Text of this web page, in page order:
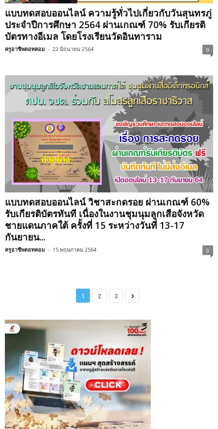
แบบทดสอบออนไลน์ ความรู้ทั่วไปเกี่ยวกับวันสุนทรภู่
ประจำปีการศึกษา 2564 ผ่านเกณฑ์ 70% รับเกียรติ
บัตรทางอีเมล โดยโรงเรียนวัดอินทาราม
ครูอาชีพดอทคอม - 22 มิถุนายน 2564 0
แบบทดสอบออนไลน์ วิชาสะกดรอย ผ่านเกณฑ์ 60%
รับเกียรติบัตรทันที เนื่องในงานชุมนุมลูกเสือจังหวัด
ชายแดนภาคใต้ ครั้งที่ 15 ระหว่างวันที่ 13-17
กันยายน...
ครูอาชีพดอทคอม - 15 พฤษภาคม 2564 0
1 2 3